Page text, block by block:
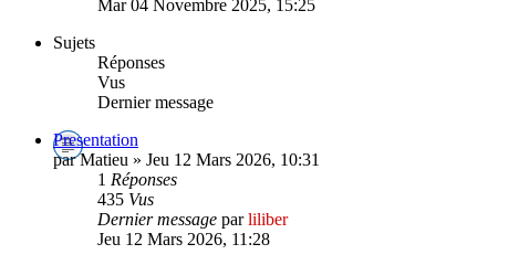
Mar 04 Novembre 2025, 15:25
Sujets
Réponses
Vus
Dernier message
Presentation
par Matieu » Jeu 12 Mars 2026, 10:31
1 Réponses
435 Vus
Dernier message parliliber
Jeu 12 Mars 2026, 11:28